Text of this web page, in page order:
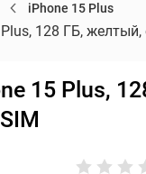
iPhone 15 Plus
128 ГБ, желтый,
15 Plus,